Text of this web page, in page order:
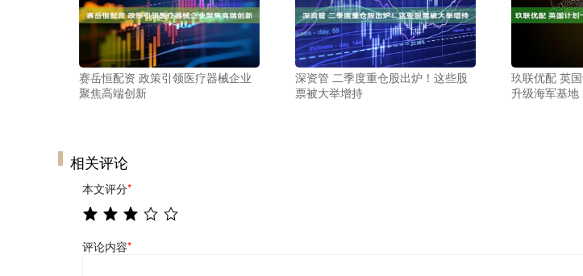
赛岳恒配资 政策引领医疗器械企业
聚焦高端创新
深资管 二季度重仓股出炉！这些股
票被大举增持
玖联优配 英
升级海军基地
相关评论
本文评分*
评论内容*